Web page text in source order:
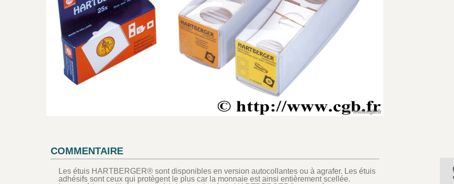
COMMENTAIRE
Les étuis HARTBERGER® sont disponibles en version autocollantes ou à agrafer. Les étuis
adhésifs sont ceux qui protègent le plus car la monnaie est ainsi entièrement scellée.